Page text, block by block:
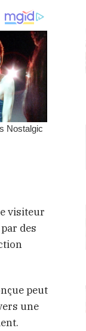
visiteur
des
peut
une